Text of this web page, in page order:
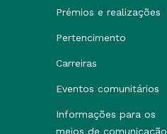
Prémios e realizações
Pertencimento
Carreiras
Eventos comunitários
Informações para os
meios de comunicação